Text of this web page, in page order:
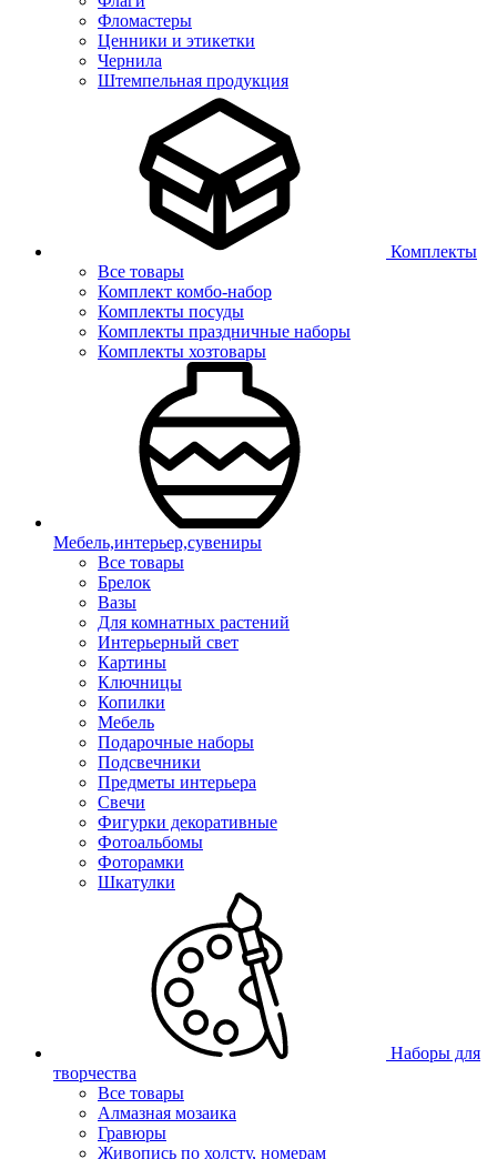
Фломастеры
Ценники и этикетки
Чернила
Штемпельная продукция
Комплекты
Все товары
Комплект комбо-набор
Комплекты посуды
Комплекты праздничные наборы
Комплекты хозтовары
Мебель,интерьер,сувениры
Все товары
Брелок
Вазы
Для комнатных растений
Интерьерный свет
Картины
Ключницы
Копилки
Мебель
Подарочные наборы
Подсвечники
Предметы интерьера
Свечи
Фигурки декоративные
Фотоальбомы
Фоторамки
Шкатулки
Наборы для
творчества
Все товары
Алмазная мозаика
Гравюры
Живопись по холсту, номерам